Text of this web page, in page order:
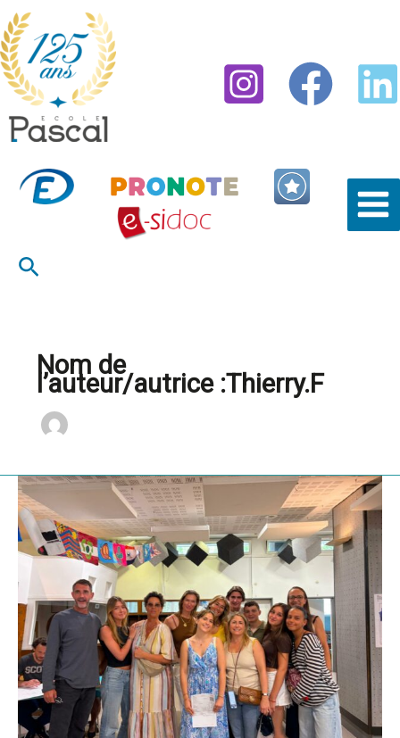
au
contenu
Rechercher
Nom de
l’auteur/autrice :Thierry.F
Résultats
Baccalauréat
&
Brevet
2026